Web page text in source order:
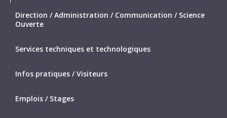
Direction / Administration / Communication / Science
Ouverte
Services techniques et technologiques
Infos pratiques / Visiteurs
Emplois / Stages